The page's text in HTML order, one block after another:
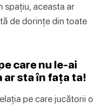
spațiu, aceasta ar
de dorințe din toate
care nu le-ai
ar sta în fața ta!
pe care jucătorii o